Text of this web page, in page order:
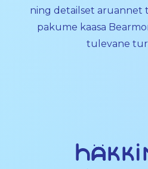
ning detailset aruannet
pakume kaasa
tulevane